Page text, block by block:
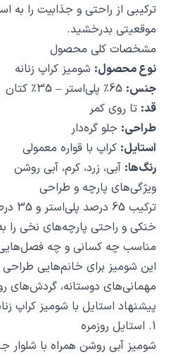
ترکیبی از راحتی و جذابیت را به
موقعیتی بدرخشید.
مشخصات کلی محصول
نوع محصول: شومیز کراپ زنانه
جنس:
قد: تا روی کمر
طراحی: جلو گره‌دار
استایل: کراپ با قواره معمولی
رنگ‌ها: آبی، زرد، کرم، آبی روشن
ویژگی‌های پارچه و طراحی
خنکی و راحتی پارچه‌های نخی را
مناسب چه کسانی و چه
این شومیز برای خانم‌هایی
مهمانی‌های دوستانه، گردش‌های
پیشنهاد استایل با شومیز کراپ
1. استایل روزمره
شومیز آبی روشن همراه با شلوار